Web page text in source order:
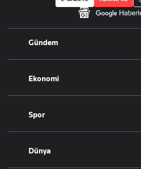
Gündem
Politika
Eğitim
Ekonomi
Borsa
Altın
Döviz
Hisse Senedi
Spor
Futbol
Puan Durumu
Dünya